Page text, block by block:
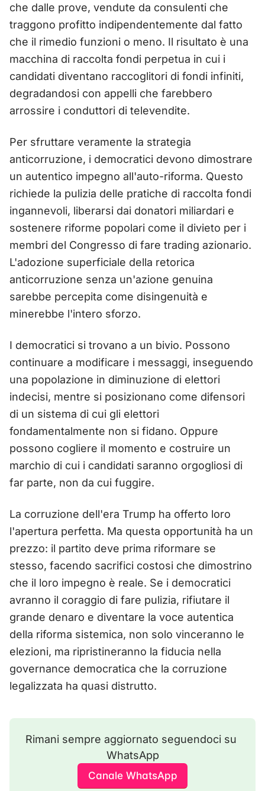
che dalle prove, vendute da consulenti che
traggono profitto indipendentemente dal fatto
che il rimedio funzioni o meno. Il risultato è una
macchina di raccolta fondi perpetua in cui i
candidati diventano raccoglitori di fondi infiniti,
degradandosi con appelli che farebbero
arrossire i conduttori di televendite.
Per sfruttare veramente la strategia
anticorruzione, i democratici devono dimostrare
un autentico impegno all'auto-riforma. Questo
richiede la pulizia delle pratiche di raccolta fondi
ingannevoli, liberarsi dai donatori miliardari e
sostenere riforme popolari come il divieto per i
membri del Congresso di fare trading azionario.
L'adozione superficiale della retorica
anticorruzione senza un'azione genuina
sarebbe percepita come disingenuità e
minerebbe l'intero sforzo.
I democratici si trovano a un bivio. Possono
continuare a modificare i messaggi, inseguendo
una popolazione in diminuzione di elettori
indecisi, mentre si posizionano come difensori
di un sistema di cui gli elettori
fondamentalmente non si fidano. Oppure
possono cogliere il momento e costruire un
marchio di cui i candidati saranno orgogliosi di
far parte, non da cui fuggire.
La corruzione dell'era Trump ha offerto loro
l'apertura perfetta. Ma questa opportunità ha un
prezzo: il partito deve prima riformare se
stesso, facendo sacrifici costosi che dimostrino
che il loro impegno è reale. Se i democratici
avranno il coraggio di fare pulizia, rifiutare il
grande denaro e diventare la voce autentica
della riforma sistemica, non solo vinceranno le
elezioni, ma ripristineranno la fiducia nella
governance democratica che la corruzione
legalizzata ha quasi distrutto.
Rimani sempre aggiornato seguendoci su
WhatsApp
Canale WhatsApp